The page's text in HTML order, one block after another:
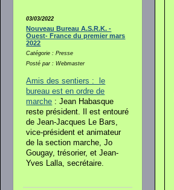
03/03/2022
Nouveau Bureau A.S.R.K. -
Ouest- France du premier mars
2022
Catégorie : Presse
Posté par : Webmaster
Amis des sentiers : le
bureau est en ordre de
marche : Jean Habasque
reste président. Il est entouré
de Jean-Jacques Le Bars,
vice-président et animateur
de la section marche, Jo
Gougay, trésorier, et Jean-
Yves Lalla, secrétaire.